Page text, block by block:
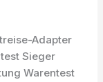
Adapter
Sieger
Warentest